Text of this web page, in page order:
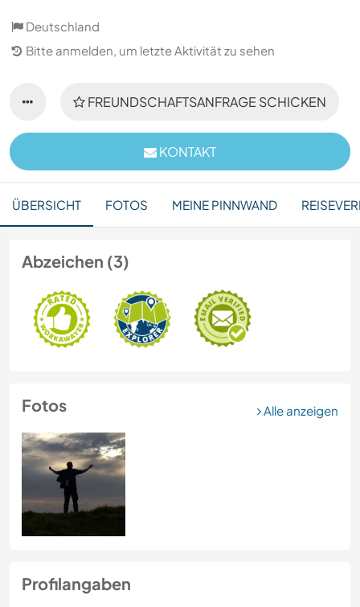
Deutschland
Bitte anmelden, um letzte Aktivität zu sehen
FREUNDSCHAFTSANFRAGE SCHICKEN
KONTAKT
ÜBERSICHT FOTOS MEINE PINNWAND
Abzeichen (3)
Fotos Alle anzeigen
Profilangaben